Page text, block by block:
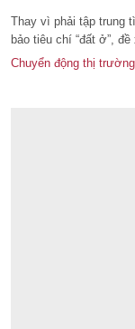
Thay vì phải tập trung
bảo tiêu chí “đất ở”,
ở thương mại không
Chuyển động thị trường